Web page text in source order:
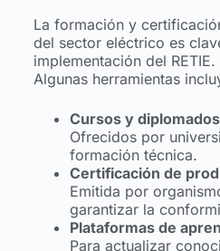
La formación y
del sector eléctrico es
implementación del RETIE.
Algunas herramientas
Cursos y diplomados
Ofrecidos por
formación técnica.
Certificación de
Emitida por
garantizar la
Plataformas de
Para actualizar